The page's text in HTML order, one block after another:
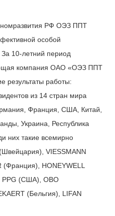
РФ ОЭЗ ППТ
особой
10-летний период
компания ОАО «ОЭЗ ППТ
результаты работы:
из 14 стран мира
Франция, США, Китай,
Украина, Республика
них такие всемирно
VIESSMANN
HONEYWELL
PPG (США), OBO
(Бельгия), LIFAN